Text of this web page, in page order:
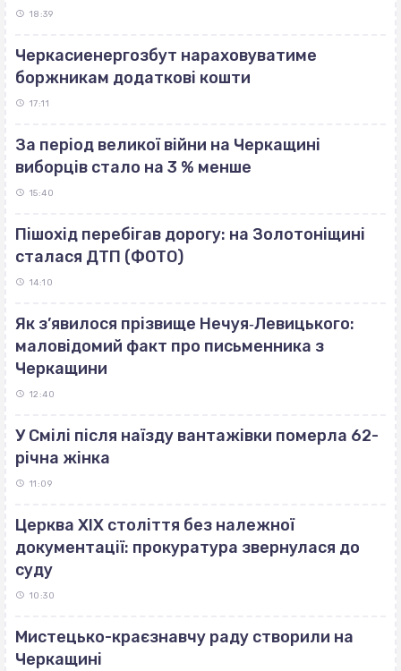
18:39
Черкасиенергозбут нараховуватиме
боржникам додаткові кошти
17:11
За період великої війни на Черкащині
виборців стало на 3 % менше
15:40
Пішохід перебігав дорогу: на Золотоніщині
сталася ДТП (ФОТО)
14:10
Як з’явилося прізвище Нечуя‐Левицького:
маловідомий факт про письменника з
Черкащини
12:40
У Смілі після наїзду вантажівки померла 62-
річна жінка
11:09
Церква ХІХ століття без належної
документації: прокуратура звернулася до
суду
10:30
Мистецько-краєзнавчу раду створили на
Черкащині